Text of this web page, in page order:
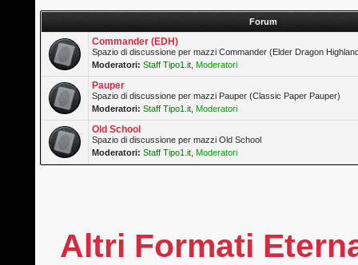
Forum
Commander (EDH)
Spazio di discussione per mazzi Commander (Elder Dragon
Moderatori: Staff Tipo1.it Moderatori
Pauper
Spazio di discussione per mazzi Pauper (Classic Paper Pauper)
Moderatori: Staff Tipo1.it Moderatori
Old School
Spazio di discussione per mazzi Old School
Moderatori: Staff Tipo1.it Moderatori
Altri Formati